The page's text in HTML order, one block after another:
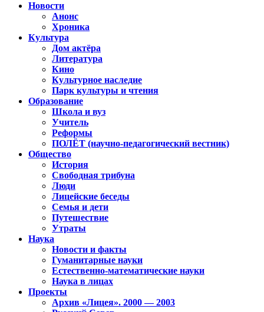
Новости
Анонс
Хроника
Культура
Дом актёра
Литература
Кино
Культурное наследие
Парк культуры и чтения
Образование
Школа и вуз
Учитель
Реформы
ПОЛЁТ (научно-педагогический вестник)
Общество
История
Свободная трибуна
Люди
Лицейские беседы
Семья и дети
Путешествие
Утраты
Наука
Новости и факты
Гуманитарные науки
Естественно-математические науки
Наука в лицах
Проекты
Архив «Лицея». 2000 — 2003